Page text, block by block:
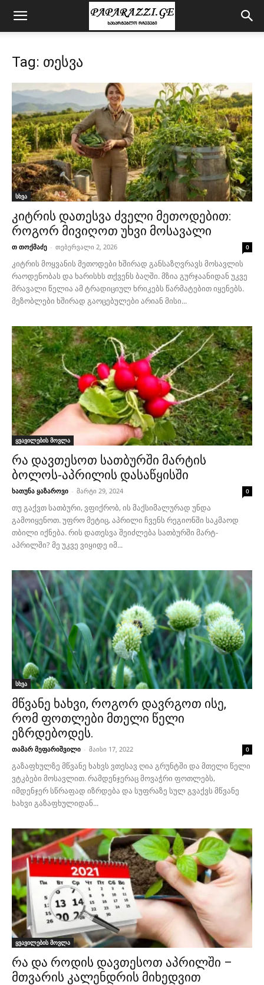
Tag: თესვა
სხვა
კიტრის დათესვა ძველი მეთოდებით:
როგორ მივიღოთ უხვი მოსავალი
თ თოქმაძე - თებერვალი 2, 2026 0
კიტრის მოყვანის მეთოდები ხშირად განსაზღვრავს მოსავლის
რაოდენობას და ხარისხს თქვენს ბაღში. მზია გურჯაანიდან უკვე
მრავალი წელია ამ ტრადიციულ ხრიკებს წარმატებით იყენებს.
მეზობლები ხშირად გაოცებულები არიან მისი...
ყვავილების მოვლა
რა დავთესოთ სათბურში მარტის
ბოლოს-აპრილის დასაწყისში
ხათუნა ყაზაროვი - მარტი 29, 2024 0
თუ გაქვთ სათბური, ვფიქრობ, ის მაქსიმალურად უნდა
გამოიყენოთ. უფრო მეტიც, აპრილი ჩვენს რეგიონში საკმაოდ
თბილი იქნება. რის დათესვა შეიძლება სათბურში მარტ-
აპრილში? მე უკვე ვიყიდე იმ...
სხვა
მწვანე ხახვი, როგორ დავრგოთ ისე,
რომ ფოთლები მთელი წელი
ეზრდებოდეს.
თამარ მეფარიშვილი - მაისი 17, 2022 0
გაზაფხულზე მწვანე ხახვს ვთესავ ღია გრუნტში და მთელი წელი
ვტკბები მოსავლით. რამდენჯერაც მოვაჭრი ფოთლებს,
იმდენჯერ სწრაფად იზრდება და სუფრაზე სულ გვაქვს მწვანე
ხახვი გაზაფხულიდან...
ყვავილების მოვლა
რა და როდის დავთესოთ აპრილში –
მთვარის კალენდრის მიხედვით